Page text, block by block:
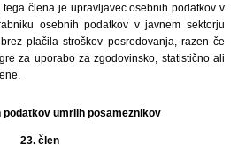
člena je upravljavec osebnih podatkov v
osebnih podatkov v javnem sektorju
plačila stroškov posredovanja, razen če
za uporabo za zgodovinsko, statistično ali
podatkov umrlih posameznikov
23. člen